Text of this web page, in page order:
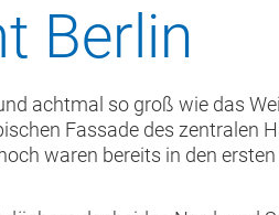
Berlin
achtmal so groß wie das
Fassade des zentralen
waren bereits in den